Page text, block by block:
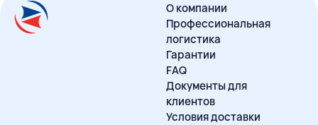
О компании
Профессиональная
логистика
Гарантии
FAQ
Документы для
клиентов
Условия доставки